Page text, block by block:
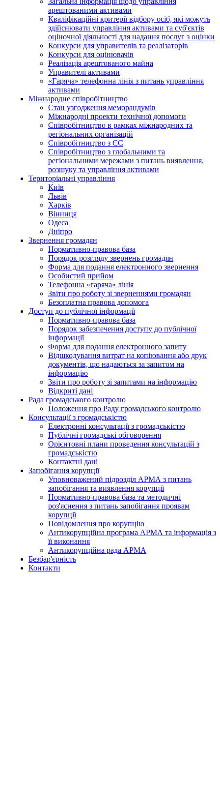
арештованими активами
Кваліфікаційні критерії відбору осіб, які можуть
здiйснювати управління активами та суб'єктів
оціночної діяльності для надання послуг з оцінки
Конкурси для управителів та реалізаторів
Конкурси для оцінювачів
Реалізація арештованого майна
Управителі активами
«Гаряча» телефонна лінія з питань управління
активами
Міжнародне співробітництво
Стан узгодження меморандумів
Міжнародні проекти технічної допомоги
Співробітництво в рамках міжнародних та
регіональних організацій
Співробітництво з ЄС
Співробітництво з глобальними та
регіональними мережами з питань виявлення,
розшуку та управління активами
Територіальні управління
Київ
Львів
Харків
Вінниця
Одеса
Дніпро
Звернення громадян
Нормативно-правова база
Порядок розгляду звернень громадян
Форма для подання електронного звернення
Особистий прийом
Телефонна «гаряча» лінія
Звіти про роботу зі зверненнями громадян
Безоплатна правова допомога
Доступ до публічної інформації
Нормативно-правова база
Порядок забезпечення доступу до публічної
інформації
Форма для подання електронного запиту
Відшкодування витрат на копіювання або друк
документів, що надаються за запитом на
інформацію
Звіти про роботу зі запитами на інформацію
Відкриті дані
Рада громадського контролю
Положення про Раду громадського контролю
Консультації з громадськістю
Електронні консультації з громадськістю
Публічні громадські обговорення
Орієнтовні плани проведення консультацій з
громадськістю
Контактні дані
Запобігання корупції
Уповноважений підрозділ АРМА з питань
запобігання та виявлення корупції
Нормативно-правова база та методичні
роз'яснення з питань запобігання проявам
корупції
Повідомлення про корупцію
Антикорупційна програма АРМА та інформація з
її виконання
Антикорупційна рада АРМА
Безбар'єрність
Контакти